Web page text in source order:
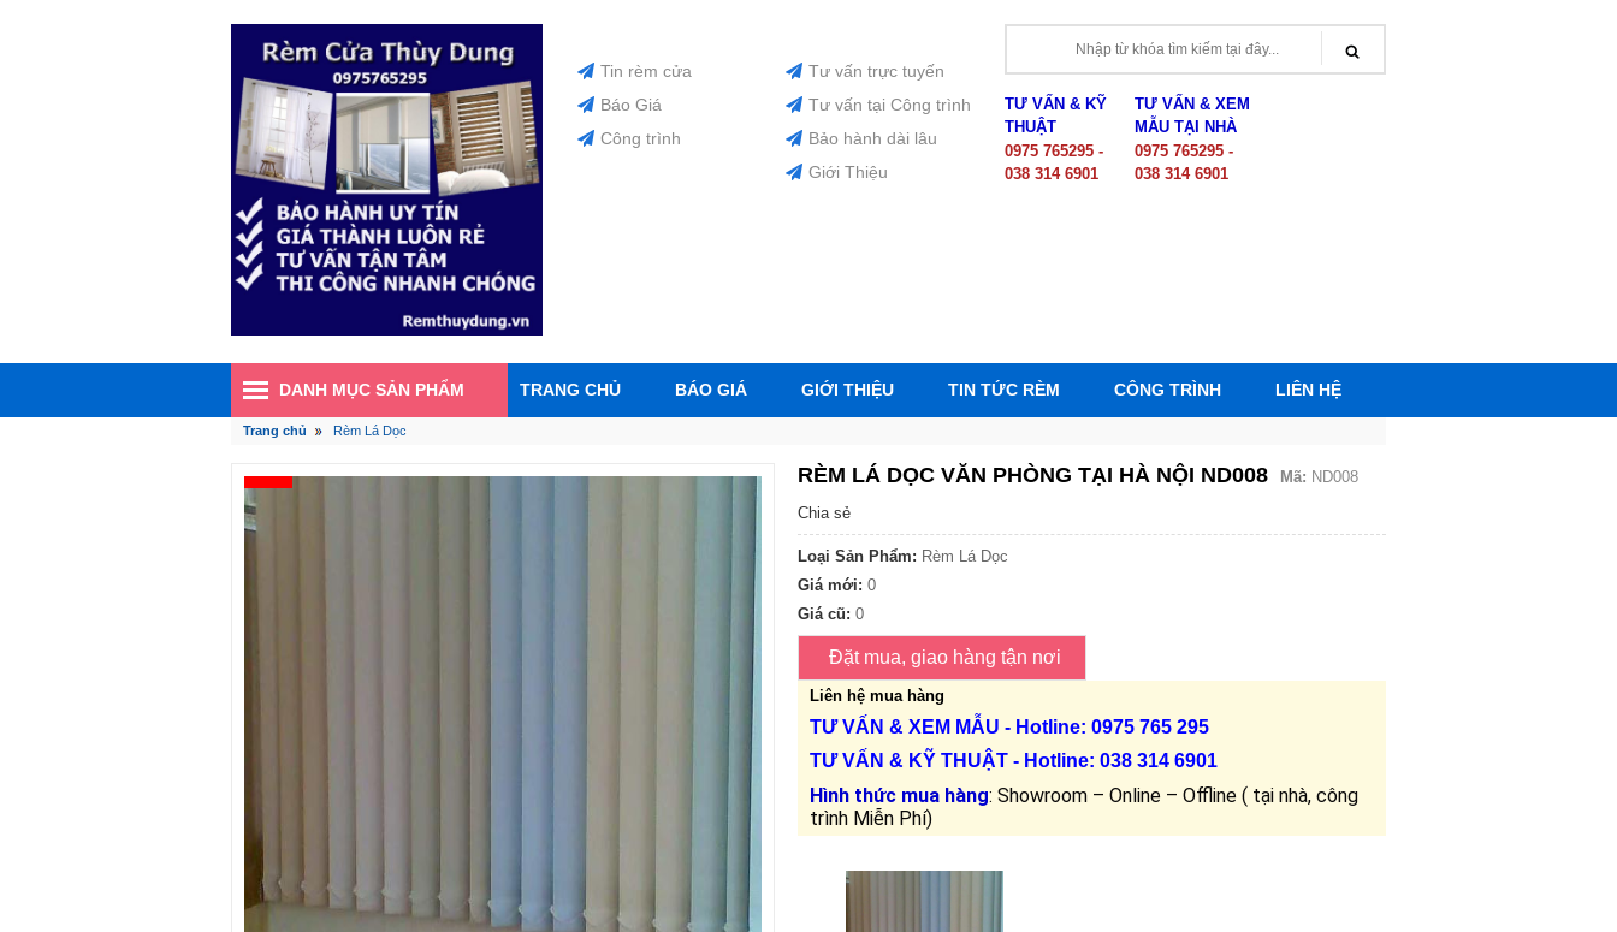
Tin rèm cửa
Báo Giá
Công trình
Tư vấn trực tuyến
Tư vấn tại Công trình
Bảo hành dài lâu
Giới Thiệu
TƯ VẤN & KỸ
THUẬT
0975 765295 -
038 314 6901
TƯ VẤN & XEM
MẪU TẠI NHÀ
0975 765295 -
038 314 6901
DANH MỤC SẢN PHẨM TRANG CHỦ BÁO GIÁ GIỚI THIỆU TIN TỨC RÈM CÔNG TRÌNH LIÊN HỆ
Trang chủ Rèm Lá Dọc
RÈM LÁ DỌC VĂN PHÒNG TẠI HÀ NỘI ND008 Mã: ND008
Chia sẻ
Loại Sản Phẩm: Rèm Lá Dọc
Giá mới:0
Giá cũ:0
Liên hệ mua hàng
TƯ VẤN &XEM MẪU- Hotline: 0975 765 295
TƯ VẤN & KỸ THUẬT - Hotline: 038 314 6901
Hình thức mua hàng: Showroom – Online – Offline ( tại nhà, công
trình Miễn Phí)